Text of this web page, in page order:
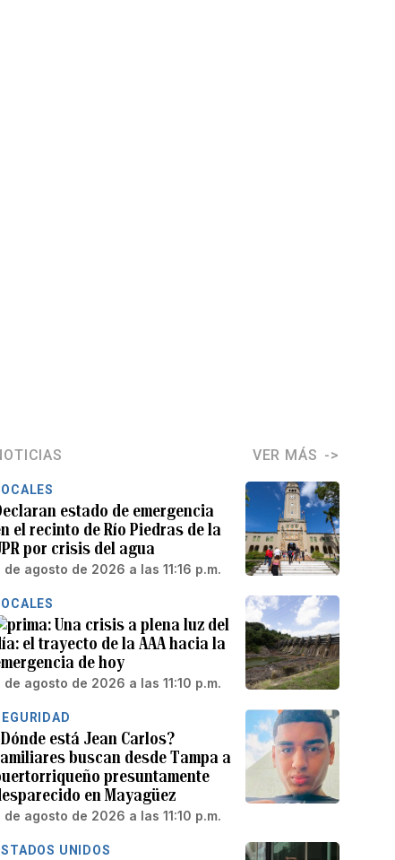
VER MÁS
estado de emergencia
el recinto de Río Piedras de la
por crisis del agua
de agosto de 2026 a las 11:16 p.m.
Una crisis a plena luz del
el trayecto de la AAA hacia la
de hoy
de agosto de 2026 a las 11:10 p.m.
está Jean Carlos?
buscan desde Tampa a
presuntamente
en Mayagüez
de agosto de 2026 a las 11:10 p.m.
UNIDOS